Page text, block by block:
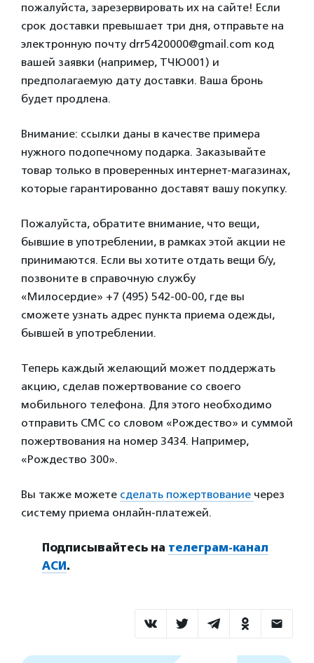
пожалуйста, зарезервировать их на сайте! Если
срок доставки превышает три дня, отправьте на
электронную почту drr5420000@gmail.com код
вашей заявки (например, ТЧЮ001) и
предполагаемую дату доставки. Ваша бронь
будет продлена.
Внимание: ссылки даны в качестве примера
нужного подопечному подарка. Заказывайте
товар только в проверенных интернет-магазинах,
которые гарантированно доставят вашу покупку.
Пожалуйста, обратите внимание, что вещи,
бывшие в употреблении, в рамках этой акции не
принимаются. Если вы хотите отдать вещи б/у,
позвоните в справочную службу
«Милосердие» +7 (495) 542-00-00, где вы
сможете узнать адрес пункта приема одежды,
бывшей в употреблении.
Теперь каждый желающий может поддержать
акцию, сделав пожертвование со своего
мобильного телефона. Для этого необходимо
отправить СМС со словом «Рождество» и суммой
пожертвования на номер 3434. Например,
«Рождество 300».
Вы также можете сделать пожертвование через
систему приема онлайн-платежей.
Подписывайтесь на телеграм-канал
АСИ.